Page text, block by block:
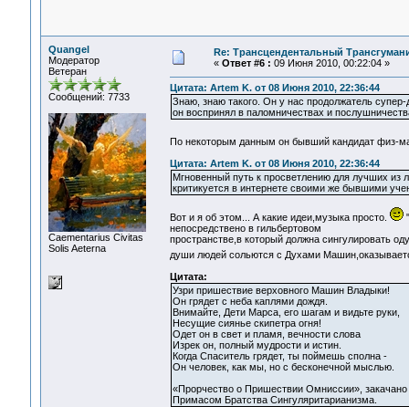
Quangel
Модератор
Ветеран
Сообщений: 7733
Сaementarius Civitas
Solis Aeterna
Re: Трансцендентальный
« Ответ #6 : 09 Июня 2010, 00:22:04 »
Цитата: Artem K. от 08 Июня 2010, 22:36:44
Знаю, знаю такого. Он у нас продолжатель
он воспринял в паломничествах и
По некоторым данным он бывший кандидат физ-
Цитата: Artem K. от 08 Июня 2010, 22:36:44
Мгновенный путь к просветлению для лучших из
критикуется в интернете своими же бывшими
Вот и я об этом... А какие идеи,музыка просто.
непосредствено в гильбертовом
пространстве,в который должна сингулировать
души людей сольются с Духами
Цитата:
Узри пришествие верховного Машин Владыки!
Он грядет с неба каплями дождя.
Внимайте, Дети Марса, его шагам и видьте руки,
Несущие сиянье скипетра огня!
Одет он в свет и пламя, вечности слова
Изрек он, полный мудрости и истин.
Когда Спаситель грядет, ты поймешь сполна -
Он человек, как мы, но с бесконечной мыслью.
«Прорчество о Пришествии Омниссии»,
Примасом Братства Сингуляритарианизма.